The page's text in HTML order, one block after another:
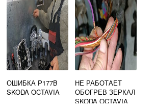
ОШИБКА P177B
SKODA OCTAVIA
НЕ РАБОТАЕТ
ОБОГРЕВ ЗЕРКАЛ
SKODA OCTAVIA